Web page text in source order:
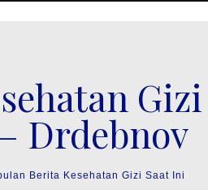
Gizi
Drdebnov
Berita Kesehatan Gizi Saat Ini